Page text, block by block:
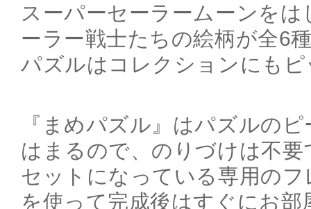
スーパーセーラームーンを
ーラー戦士たちの絵柄が全6
パズルはコレクションにも
『まめパズル』はパズルの
はまるので、のりづけは不要
セットになっている専用の
を使って完成後はすぐにお